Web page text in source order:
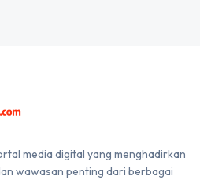
media digital yang menghadirkan
wawasan penting dari berbagai